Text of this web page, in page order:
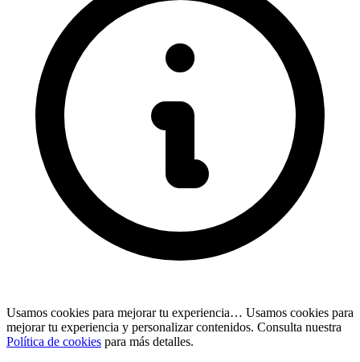
Usamos cookies para mejorar tu experiencia… Usamos cookies para
mejorar tu experiencia y personalizar contenidos. Consulta nuestra
Política de cookies para más detalles.